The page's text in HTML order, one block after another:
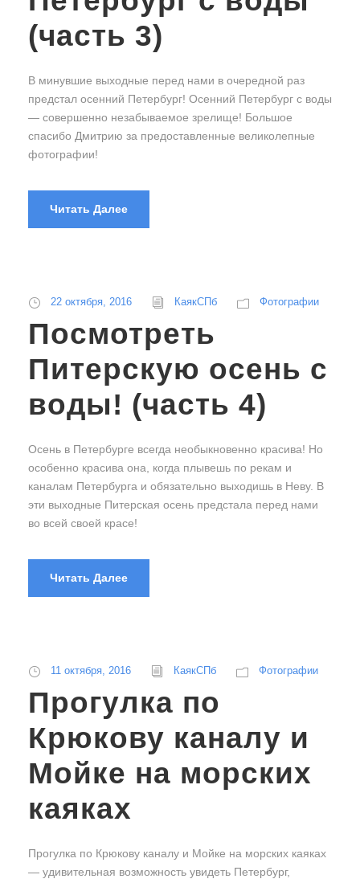
(часть 3)
В минувшие выходные перед нами в очередной раз
предстал осенний Петербург! Осенний Петербург с воды
— совершенно незабываемое зрелище! Большое
спасибо Дмитрию за предоставленные великолепные
фотографии!
Читать Далее
22 октября, 2016 КаякСПб Фотографии
Посмотреть
Питерскую осень с
воды! (часть 4)
Осень в Петербурге всегда необыкновенно красива! Но
особенно красива она, когда плывешь по рекам и
каналам Петербурга и обязательно выходишь в Неву. В
эти выходные Питерская осень предстала перед нами
во всей своей красе!
Читать Далее
11 октября, 2016 КаякСПб Фотографии
Прогулка по
Крюкову каналу и
Мойке на морских
каяках
Прогулка по Крюкову каналу и Мойке на морских каяках
— удивительная возможность увидеть Петербург,